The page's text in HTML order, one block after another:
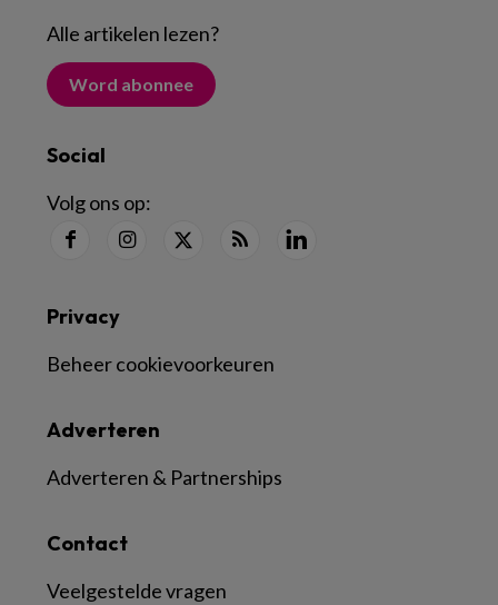
Alle artikelen lezen?
Word abonnee
Social
Volg ons op:
Contact
Veelgestelde vragen
Adverteren
Adverteren & Partnerships
Privacy
Beheer cookievoorkeuren